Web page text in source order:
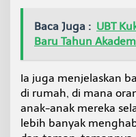
Baca Juga : UBT
Baru Tahun
Ia juga menjelaskan
di rumah, di mana
anak-anak mereka
lebih banyak